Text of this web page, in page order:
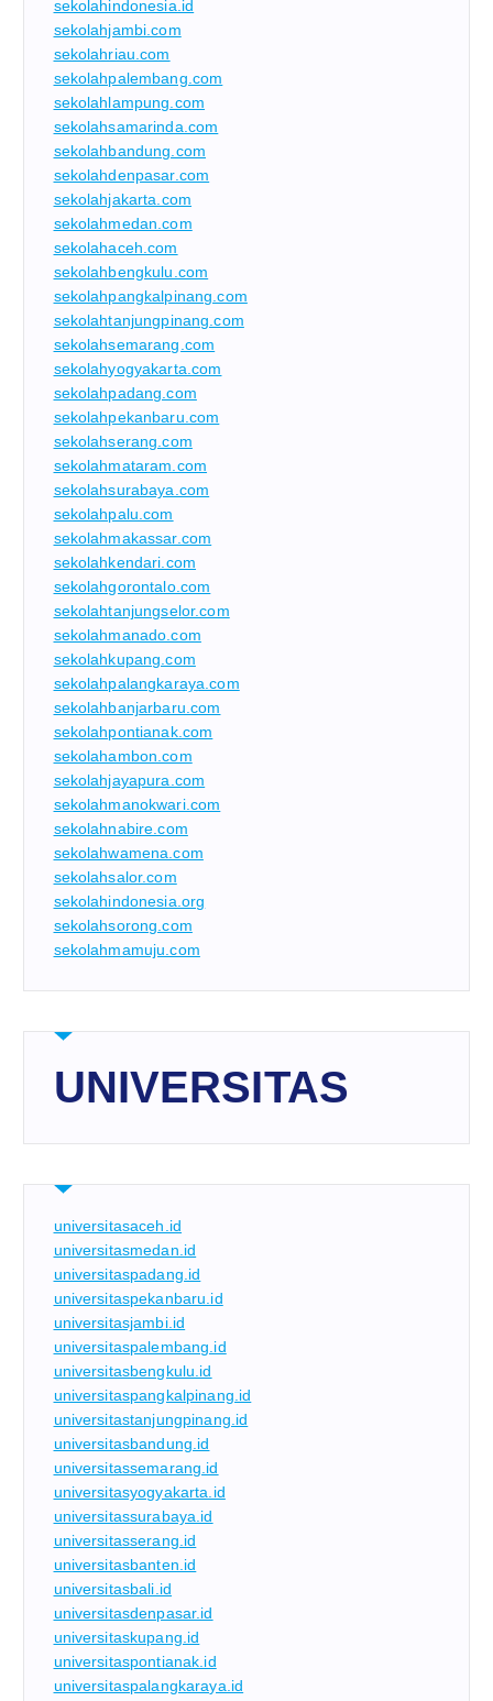
sekolahindonesia.id
sekolahjambi.com
sekolahriau.com
sekolahpalembang.com
sekolahlampung.com
sekolahsamarinda.com
sekolahbandung.com
sekolahdenpasar.com
sekolahjakarta.com
sekolahmedan.com
sekolahaceh.com
sekolahbengkulu.com
sekolahpangkalpinang.com
sekolahtanjungpinang.com
sekolahsemarang.com
sekolahyogyakarta.com
sekolahpadang.com
sekolahpekanbaru.com
sekolahserang.com
sekolahmataram.com
sekolahsurabaya.com
sekolahpalu.com
sekolahmakassar.com
sekolahkendari.com
sekolahgorontalo.com
sekolahtanjungselor.com
sekolahmanado.com
sekolahkupang.com
sekolahpalangkaraya.com
sekolahbanjarbaru.com
sekolahpontianak.com
sekolahambon.com
sekolahjayapura.com
sekolahmanokwari.com
sekolahnabire.com
sekolahwamena.com
sekolahsalor.com
sekolahindonesia.org
sekolahsorong.com
sekolahmamuju.com
UNIVERSITAS
universitasaceh.id
universitasmedan.id
universitaspadang.id
universitaspekanbaru.id
universitasjambi.id
universitaspalembang.id
universitasbengkulu.id
universitaspangkalpinang.id
universitastanjungpinang.id
universitasbandung.id
universitassemarang.id
universitasyogyakarta.id
universitassurabaya.id
universitasserang.id
universitasbanten.id
universitasbali.id
universitasdenpasar.id
universitaskupang.id
universitaspontianak.id
universitaspalangkaraya.id